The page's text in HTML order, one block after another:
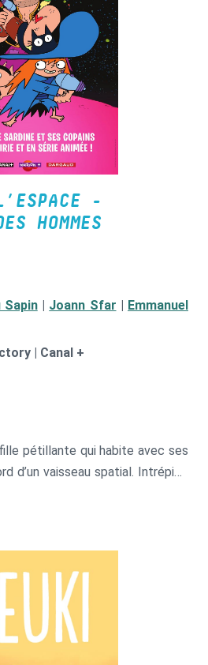
-
HOMMES
Sapin| Joann Sfar
Emmanuel
| Canal +
pétillante qui habite avec ses
d’un vaisseau spatial. Intrépide
troupe explosive vit des
entre les planètes toujours